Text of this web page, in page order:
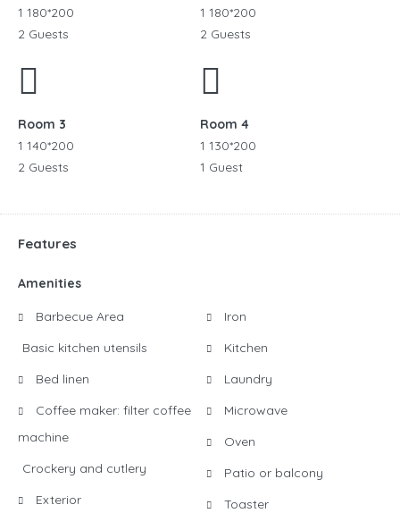
1 180*200
2 Guests
1 180*200
2 Guests
Room 3
1 140*200
2 Guests
Room 4
1 130*200
1 Guest
Features
Amenities
Barbecue Area
Basic kitchen utensils
Bed linen
Coffee maker: filter coffee
machine
Crockery and cutlery
Exterior
Iron
Kitchen
Laundry
Microwave
Oven
Patio or balcony
Toaster